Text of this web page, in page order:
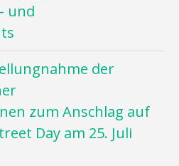
und
der
zum Anschlag auf
Day am 25. Juli